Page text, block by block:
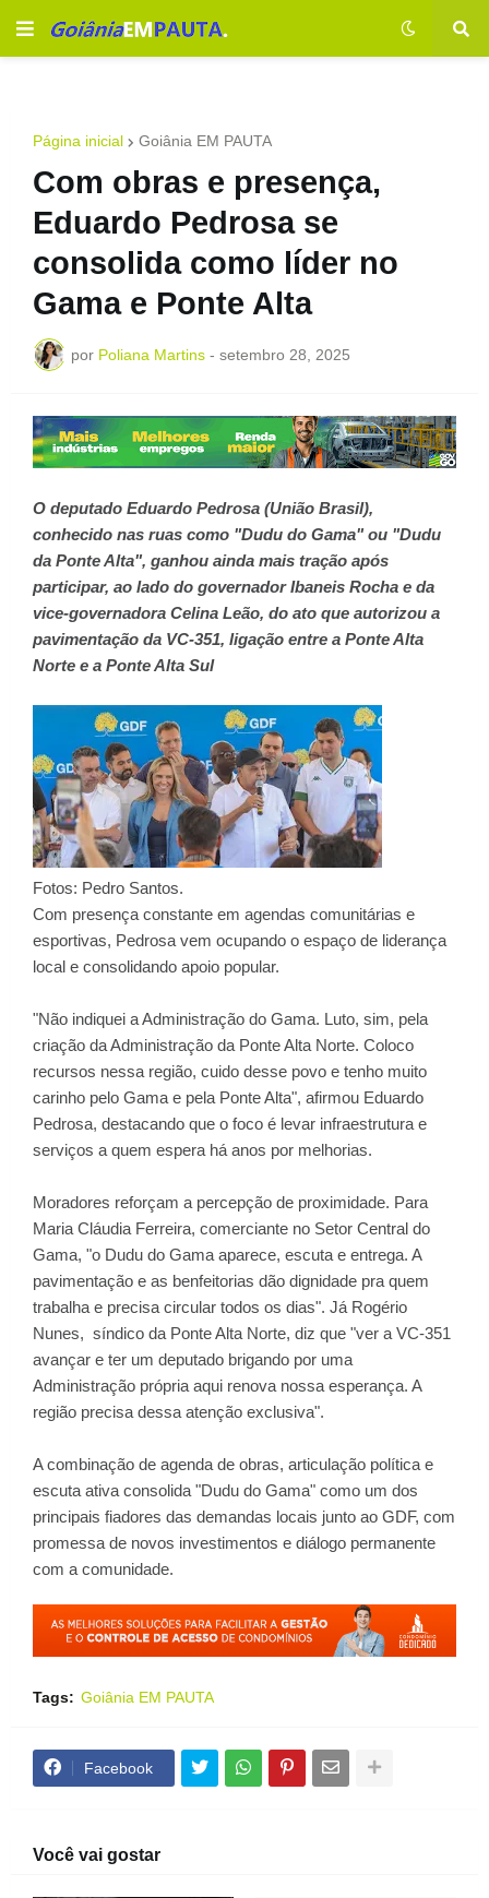
Página inicial Goiânia EM PAUTA
Com obras e presença,
Eduardo Pedrosa se
consolida como líder no
Gama e Ponte Alta
por Poliana Martins - setembro 28, 2025
O deputado Eduardo Pedrosa (União Brasil),
conhecido nas ruas como "Dudu do Gama" ou "Dudu
da Ponte Alta", ganhou ainda mais tração após
participar, ao lado do governador Ibaneis Rocha e da
vice-governadora Celina Leão, do ato que autorizou a
pavimentação da VC-351, ligação entre a Ponte Alta
Norte e a Ponte Alta Sul
Fotos: Pedro Santos.
Com presença constante em agendas comunitárias e
esportivas, Pedrosa vem ocupando o espaço de liderança
local e consolidando apoio popular.
"Não indiquei a Administração do Gama. Luto, sim, pela
criação da Administração da Ponte Alta Norte. Coloco
recursos nessa região, cuido desse povo e tenho muito
carinho pelo Gama e pela Ponte Alta", afirmou Eduardo
Pedrosa, destacando que o foco é levar infraestrutura e
serviços a quem espera há anos por melhorias.
Moradores reforçam a percepção de proximidade. Para
Maria Cláudia Ferreira, comerciante no Setor Central do
Gama, "o Dudu do Gama aparece, escuta e entrega. A
pavimentação e as benfeitorias dão dignidade pra quem
trabalha e precisa circular todos os dias". Já Rogério
Nunes, síndico da Ponte Alta Norte, diz que "ver a VC-351
avançar e ter um deputado brigando por uma
Administração própria aqui renova nossa esperança. A
região precisa dessa atenção exclusiva".
A combinação de agenda de obras, articulação política e
escuta ativa consolida "Dudu do Gama" como um dos
principais fiadores das demandas locais junto ao GDF, com
promessa de novos investimentos e diálogo permanente
com a comunidade.
Tags: Goiânia EM PAUTA
Facebook
Você vai gostar